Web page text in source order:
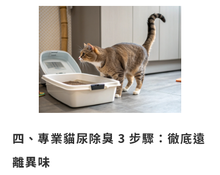
四、專業貓尿除臭 3 步驟：徹底遠
離異味